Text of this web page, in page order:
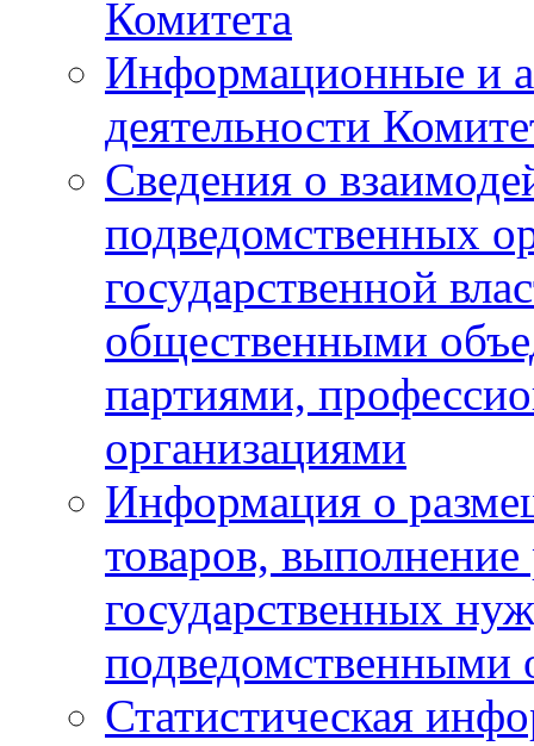
Комитета
Информационные и
деятельности
Сведения о
подведомственных
государственной
общественными
партиями,
организациями
Информация о
товаров, выполнение
государственных
подведомственными
Статистическая